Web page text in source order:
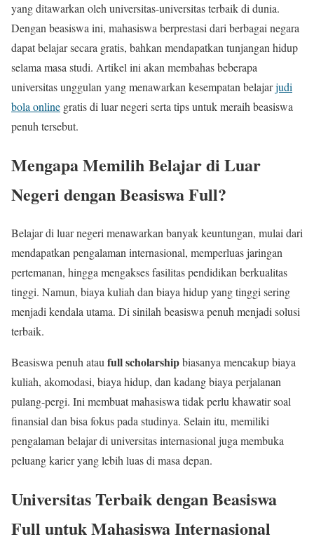
yang ditawarkan oleh universitas-universitas terbaik di dunia.
Dengan beasiswa ini, mahasiswa berprestasi dari berbagai negara
dapat belajar secara gratis, bahkan mendapatkan tunjangan hidup
selama masa studi. Artikel ini akan membahas beberapa
universitas unggulan yang menawarkan kesempatan belajarjudi
bola online gratis di luar negeri serta tips untuk meraih beasiswa
penuh tersebut.
Mengapa Memilih Belajar di Luar
Negeri dengan Beasiswa Full?
Belajar di luar negeri menawarkan banyak keuntungan, mulai dari
mendapatkan pengalaman internasional, memperluas jaringan
pertemanan, hingga mengakses fasilitas pendidikan berkualitas
tinggi. Namun, biaya kuliah dan biaya hidup yang tinggi sering
menjadi kendala utama. Di sinilah beasiswa penuh menjadi solusi
terbaik.
Beasiswa penuh atau full scholarshipbiasanya mencakup biaya
kuliah, akomodasi, biaya hidup, dan kadang biaya perjalanan
pulang-pergi. Ini membuat mahasiswa tidak perlu khawatir soal
finansial dan bisa fokus pada studinya. Selain itu, memiliki
pengalaman belajar di universitas internasional juga membuka
peluang karier yang lebih luas di masa depan.
Universitas Terbaik dengan Beasiswa
Full untuk Mahasiswa Internasional